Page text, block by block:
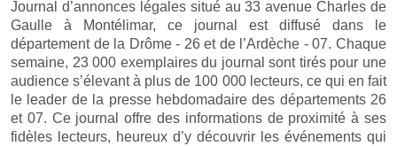
Journal d’annonces légales situé au 33 avenue Charles de
Gaulle à Montélimar, ce journal est diffusé dans le
département de la Drôme - 26 et de l’Ardèche - 07. Chaque
semaine, 23 000 exemplaires du journal sont tirés pour une
audience s’élevant à plus de 100 000 lecteurs, ce qui en fait
le leader de la presse hebdomadaire des départements 26
et 07. Ce journal offre des informations de proximité à ses
fidèles lecteurs, heureux d’y découvrir les événements qui